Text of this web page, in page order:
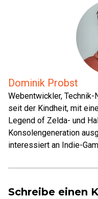
Dominik Probst
Webentwickler, Technik-
seit der Kindheit, mit
Legend of Zelda- und
Konsolengeneration
interessiert an Indie-
Schreibe einen